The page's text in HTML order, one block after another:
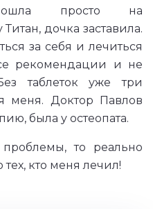
Пошла просто на
дочка заставила.
за себя и лечиться
рекомендации и не
таблеток уже три
меня. Доктор Павлов
была у остеопата.
то реально
кто меня лечил!